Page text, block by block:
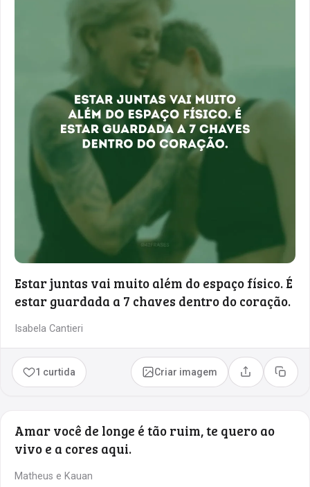
Estar juntas vai muito além do espaço físico. É
estar guardada a 7 chaves dentro do coração.
Isabela Cantieri
1 curtida Criar imagem Compartilhar
Copiar
Amar você de longe é tão ruim, te quero ao
vivo e a cores aqui.
Matheus e Kauan